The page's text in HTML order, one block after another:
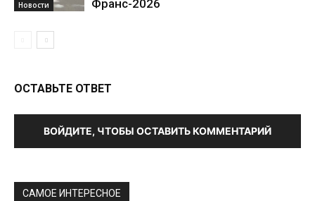
Новости
Франс-2026
ОСТАВЬТЕ ОТВЕТ
ВОЙДИТЕ, ЧТОБЫ ОСТАВИТЬ КОММЕНТАРИЙ
САМОЕ ИНТЕРЕСНОЕ